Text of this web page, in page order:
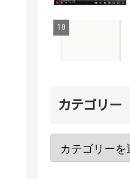
カテゴリー